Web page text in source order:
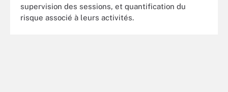
supervision des sessions, et quantification du
risque associé à leurs activités.